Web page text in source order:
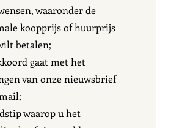
waaronder de
koopprijs of huurprijs
betalen;
gaat met het
van onze nieuwsbrief
waarop u het